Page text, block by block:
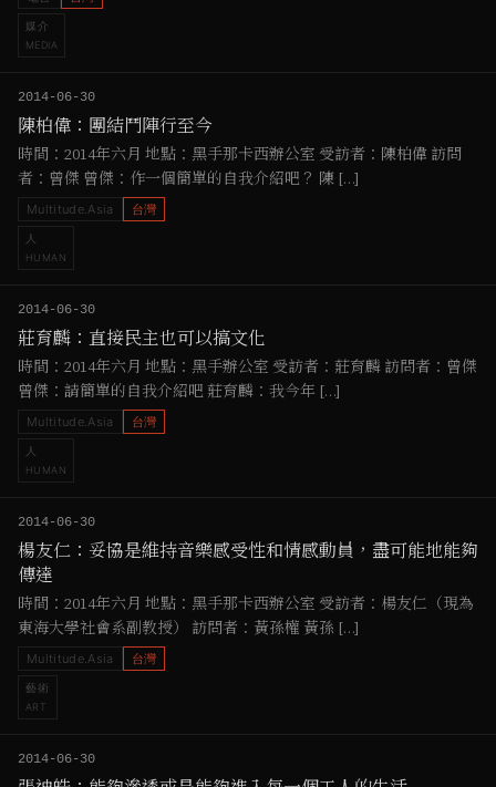
Huang, Sun-Quan (…
媒介
MEDIA
2014-06-30
陳柏偉：團結鬥陣行至今
時間：2014年六月 地點：黑手那卡西辦公室 受訪者：陳柏偉 訪問
者：曾傑 曾傑：作一個簡單的自我介紹吧？ 陳 […]
Multitude.Asia 台灣
人
HUMAN
2014-06-30
莊育麟：直接民主也可以搞文化
時間：2014年六月 地點：黑手辦公室 受訪者：莊育麟 訪問者：曾傑
曾傑：請簡單的自我介紹吧 莊育麟：我今年 […]
Multitude.Asia 台灣
人
HUMAN
2014-06-30
楊友仁：妥協是維持音樂感受性和情感動員，盡可能地能夠
傳達
時間：2014年六月 地點：黑手那卡西辦公室 受訪者：楊友仁（現為
東海大學社會系副教授） 訪問者：黃孫權 黃孫 […]
Multitude.Asia 台灣
藝術
ART
2014-06-30